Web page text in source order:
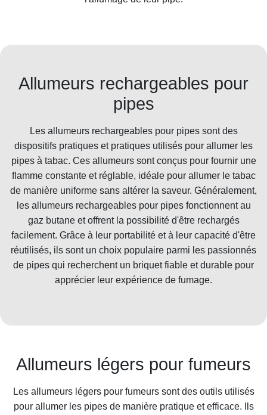
Allumeurs rechargeables pour
pipes
Les allumeurs rechargeables pour pipes sont des
dispositifs pratiques et pratiques utilisés pour allumer les
pipes à tabac. Ces allumeurs sont conçus pour fournir une
flamme constante et réglable, idéale pour allumer le tabac
de manière uniforme sans altérer la saveur. Généralement,
les allumeurs rechargeables pour pipes fonctionnent au
gaz butane et offrent la possibilité d'être rechargés
facilement. Grâce à leur portabilité et à leur capacité d'être
réutilisés, ils sont un choix populaire parmi les passionnés
de pipes qui recherchent un briquet fiable et durable pour
apprécier leur expérience de fumage.
Allumeurs légers pour fumeurs
Les allumeurs légers pour fumeurs sont des outils utilisés
pour allumer les pipes de manière pratique et efficace. Ils